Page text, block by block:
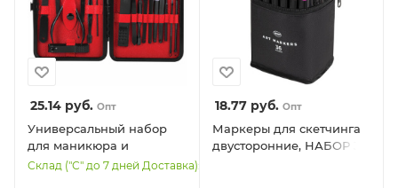
25.14 руб. Опт
Универсальный набор
для маникюра и
педикюра 18 в 1 в
Склад ("С" до 7 дней Доставка): 681
18.77руб. Опт
Маркеры для скетчинга
двусторонние, НАБОР 36